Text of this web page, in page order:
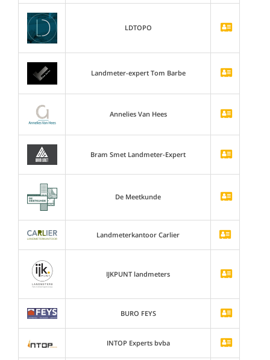
LDTOPO
Landmeter-expert Tom Barbe
Annelies Van Hees
Bram Smet Landmeter-Expert
De Meetkunde
Landmeterkantoor Carlier
IJKPUNT landmeters
BURO FEYS
INTOP Experts bvba